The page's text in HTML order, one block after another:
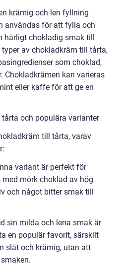
krämig och len fyllning
användas för att fylla och
härligt chokladig smak till
av chokladkräm till tårta,
som choklad,
Chokladkrämen kan varieras
eller kaffe för att ge en
och populära varianter
till tårta, varav
variant är perfekt för
mörk choklad av hög
och något bitter smak till
sin milda och lena smak är
en populär favorit, särskilt
slät och krämig, utan att